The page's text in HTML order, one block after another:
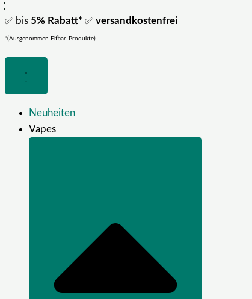
✅ bis 5% Rabatt* ✅ versandkostenfrei
*(Ausgenommen Elfbar-Produkte)
Neuheiten
Vapes